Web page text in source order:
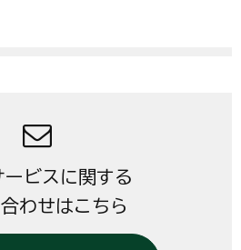
ービスに関する
わせはこちら